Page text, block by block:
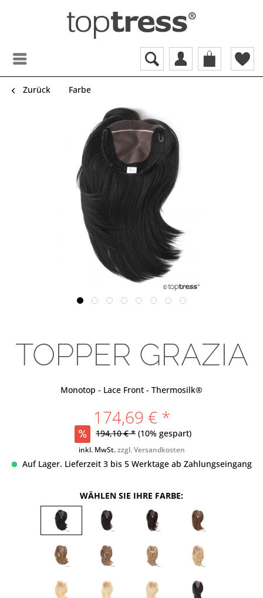
Zurück Farbe
TOPPER GRAZIA
Monotop - Lace Front - Thermosilk®
174,69 € *
194,10 € * (10% gespart)
inkl. MwSt.zzgl. Versandkosten
Auf Lager. Lieferzeit 3 bis 5 Werktage ab Zahlungseingang
WÄHLEN SIE IHRE FARBE: